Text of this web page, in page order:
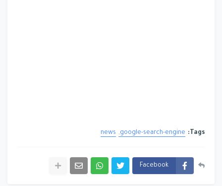
Tags:
google-search-engine
news
Facebook